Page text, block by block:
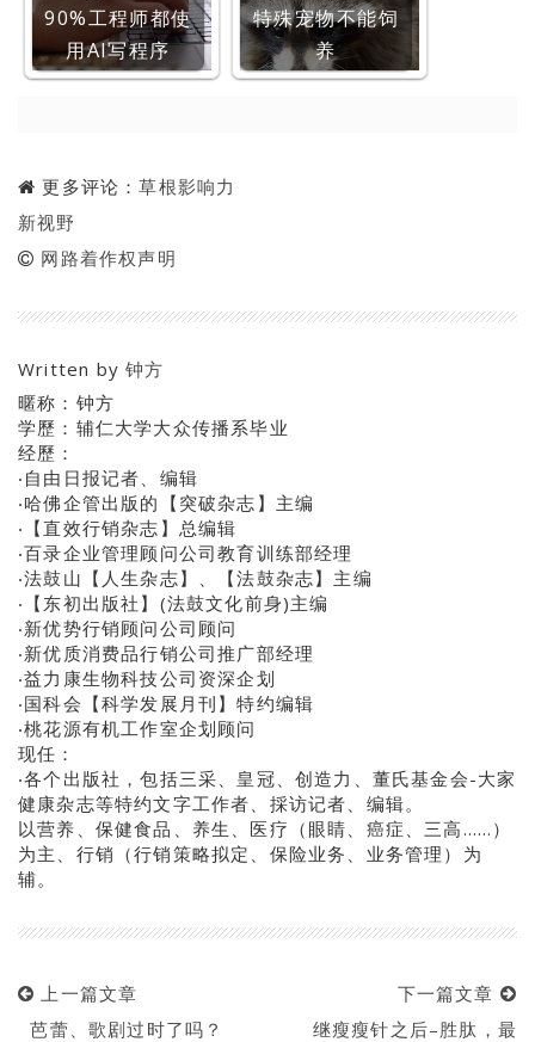
90%工程师都使
用AI写程序
特殊宠物不能饲
养
更多评论：草根影响力
新视野
网路着作权声明
Written by钟方
暱称：钟方
学歷：辅仁大学大众传播系毕业
经歷：
‧自由日报记者、编辑
‧哈佛企管出版的【突破杂志】主编
‧【直效行销杂志】总编辑
‧百录企业管理顾问公司教育训练部经理
‧法鼓山【人生杂志】、【法鼓杂志】主编
‧【东初出版社】(法鼓文化前身)主编
‧新优势行销顾问公司顾问
‧新优质消费品行销公司推广部经理
‧益力康生物科技公司资深企划
‧国科会【科学发展月刊】特约编辑
‧桃花源有机工作室企划顾问
现任：
‧各个出版社，包括三采、皇冠、创造力、董氏基金会-大家
健康杂志等特约文字工作者、採访记者、编辑。
以营养、保健食品、养生、医疗（眼睛、癌症、三高……）
为主、行销（行销策略拟定、保险业务、业务管理）为
辅。
上一篇文章
芭蕾、歌剧过时了吗？
下一篇文章
继瘦瘦针之后–胜肽，最